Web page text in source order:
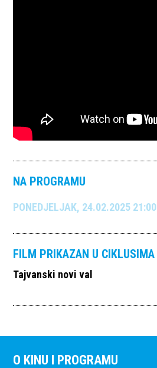
NA PROGRAMU
PONEDJELJAK, 24.02.2025 21:00
FILM PRIKAZAN U CIKLUSIMA
Tajvanski novi val
O KINU I PROGRAMU